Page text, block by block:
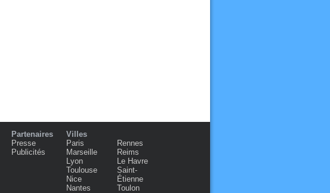
Partenaires
Presse
Publicités
Villes
Paris
Marseille
Lyon
Toulouse
Nice
Nantes
Rennes
Reims
Le Havre
Saint-
Étienne
Toulon